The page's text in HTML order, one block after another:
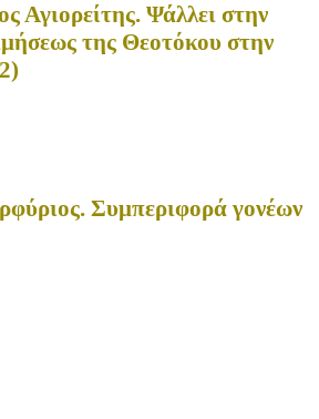
Αγιορείτης. Ψάλλει στην
της Θεοτόκου στην
Συμπεριφορά γονέων